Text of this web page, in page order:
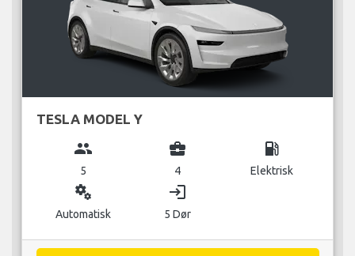
TESLA MODEL Y
group
5
business_center
4
local_gas_station
Elektrisk
miscellaneous_services
Automatisk
login
5 Dør